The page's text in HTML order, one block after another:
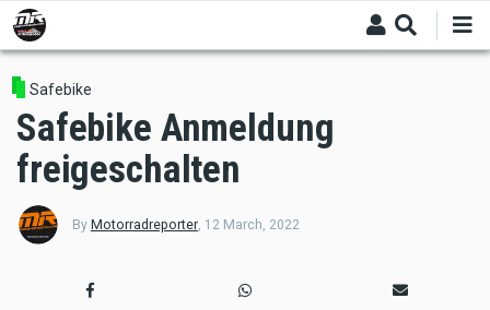
Skip
to
main
content
Safebike
Safebike Anmeldung
freigeschalten
By Motorradreporter, 12 March, 2022